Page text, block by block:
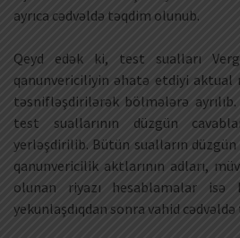
ayrıca cədvəldə təqdim olunub.
Qeyd edək ki, test sualları
qanunvericiliyin əhatə etdiyi aktual
təsnifləşdirilərək bölmələrə
test suallarının düzgün
yerləşdirilib. Bütün sualların düzgün
qanunvericilik aktlarının adları,
olunan riyazı hesablamalar isə
yekunlaşdıqdan sonra vahid